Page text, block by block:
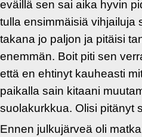
eväillä sen sai aika hyvin
tulla ensimmäisiä vihjailuja
takana jo paljon ja pitäisi
enemmän. Boit piti sen
että en ehtinyt kauheasti
paikalla sain kitaani
suolakurkkua. Olisi pitänyt
Ennen julkujärveä oli